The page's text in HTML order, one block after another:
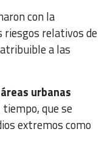
con la
riesgos relativos de
a las
áreas urbanas
que se
extremos como